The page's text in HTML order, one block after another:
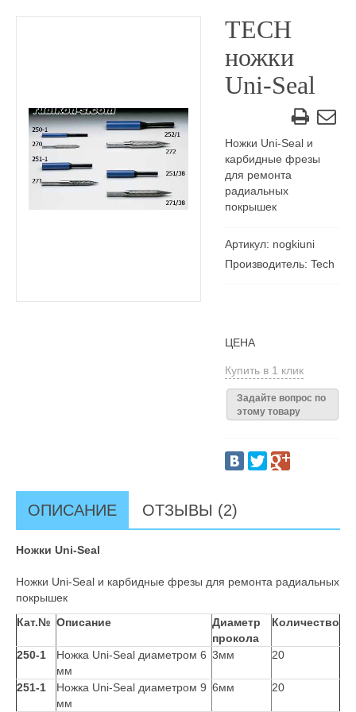
TECH
ножки
Uni-Seal
Ножки Uni-Seal и
карбидные фрезы
для ремонта
радиальных
покрышек
Артикул: nogkiuni
Производитель: Tech
ЦЕНА
Купить в 1 клик
Задайте вопрос по
этому товару
ОПИСАНИЕ ОТЗЫВЫ (2)
Ножки Uni-Seal
Ножки Uni-Seal и карбидные фрезы для ремонта радиальных
покрышек
Кат.№ Описание
Диаметр
прокола
Количество
250-1
Ножка Uni-Seal диаметром 6
мм
3мм 20
251-1
Ножка Uni-Seal диаметром 9
мм
6мм 20